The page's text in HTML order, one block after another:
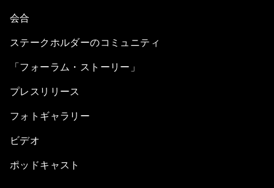
会合
ステークホルダーのコミュニティ
「フォーラム・ストーリー」
プレスリリース
フォトギャラリー
ビデオ
ポッドキャスト